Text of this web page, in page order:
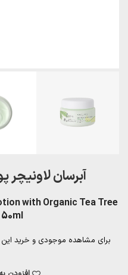
آبرسان
with Organic Tea Tree
برای مشاهده موجودی و خرید